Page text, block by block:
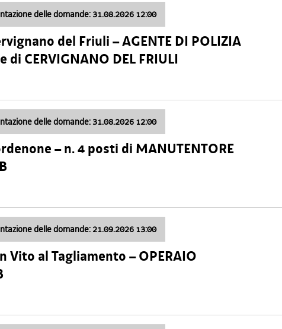
delle domande: 31.08.2026 12:00
del Friuli – AGENTE DI POLIZIA
di CERVIGNANO DEL FRIULI
delle domande: 31.08.2026 12:00
– n. 4 posti di MANUTENTORE
delle domande: 21.09.2026 13:00
Vito al Tagliamento – OPERAIO